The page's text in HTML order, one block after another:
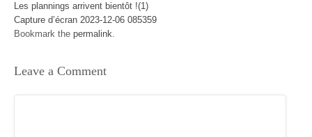
Les plannings arrivent bientôt !(1)
Capture d’écran 2023-12-06 085359
Bookmark the permalink.
Leave a Comment